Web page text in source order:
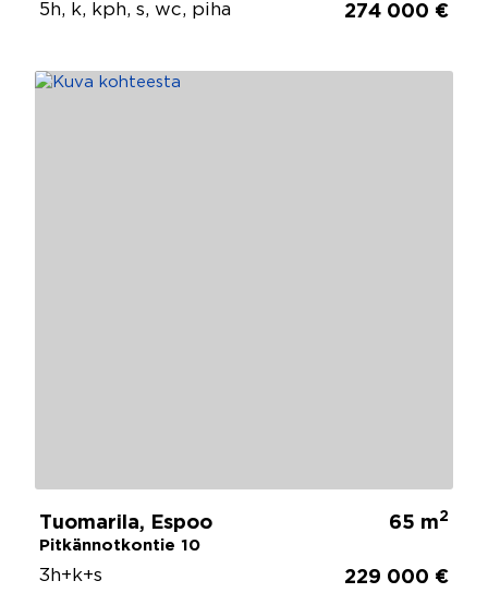
5h, k, kph, s, wc, piha 274 000 €
Tuomarila, Espoo
Pitkännotkontie 10
65 m2
3h+k+s 229 000 €